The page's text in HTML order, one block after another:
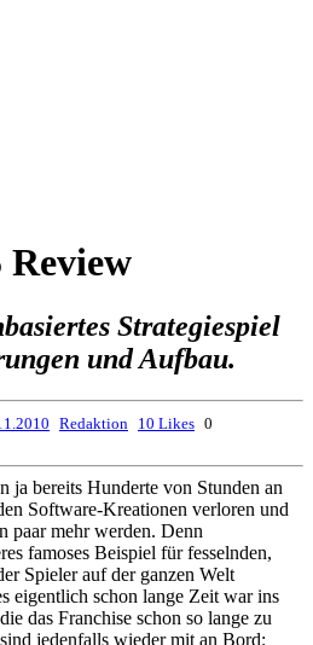
Strategiespiel
und Aufbau.
Redaktion 10 Likes 0
ja bereits Hunderte von Stunden an
Software-Kreationen verloren und
paar mehr werden. Denn
famoses Beispiel für fesselnden,
Spieler auf der ganzen Welt
eigentlich schon lange Zeit war ins
das Franchise schon so lange zu
jedenfalls wieder mit an Bord: